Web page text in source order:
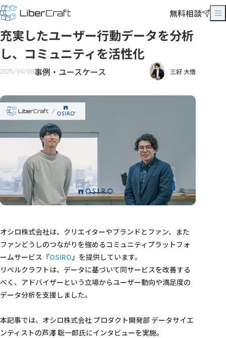
無料相談
充実したユーザー行動データを分析
し、コミュニティを活性化
2025/04/09事例・ユースケース 三好 大悟
オシロ株式会社は、クリエイターやブランドとファン、また
ファンどうしのつながりを強めるコミュニティプラットフォ
ームサービス『OSIRO 』を提供しています。
リベルクラフトは、データに基づいて同サービスを改善する
べく、アドバイザーという立場からユーザー動向や満足度の
データ分析を支援しました。
本記事では、オシロ株式会社 プロダクト開発部 データサイエ
ンティストの芦澤 聡一郎氏にインタビューを実施。